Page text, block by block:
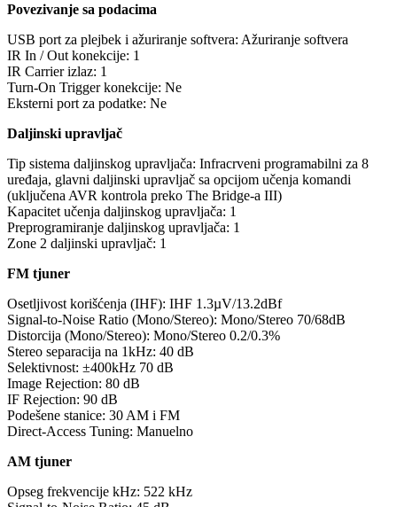
Povezivanje sa podacima
USB port za plejbek i ažuriranje softvera: Ažuriranje softvera
IR In / Out konekcije: 1
IR Carrier izlaz: 1
Turn-On Trigger konekcije: Ne
Eksterni port za podatke: Ne
Daljinski upravljač
Tip sistema daljinskog upravljača: Infracrveni programabilni za 8
uređaja, glavni daljinski upravljač sa opcijom učenja komandi
(uključena AVR kontrola preko The Bridge-a III)
Kapacitet učenja daljinskog upravljača: 1
Preprogramiranje daljinskog upravljača: 1
Zone 2 daljinski upravljač: 1
FM tjuner
Osetljivost korišćenja (IHF): IHF 1.3µV/13.2dBf
Signal-to-Noise Ratio (Mono/Stereo): Mono/Stereo 70/68dB
Distorcija (Mono/Stereo): Mono/Stereo 0.2/0.3%
Stereo separacija na 1kHz: 40 dB
Selektivnost: ±400kHz 70 dB
Image Rejection: 80 dB
IF Rejection: 90 dB
Podešene stanice: 30 AM i FM
Direct-Access Tuning: Manuelno
AM tjuner
Opseg frekvencije kHz: 522 kHz